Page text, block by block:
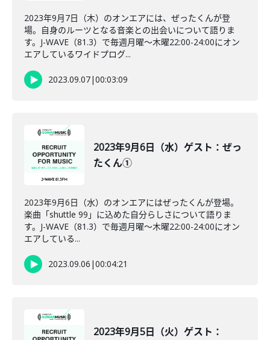
2023年9月7日（木）のオンエアには、ぜったくんが登
場。自身のルーツとなる音楽との出会いについて語りま
す。J-WAVE（81.3）で毎週月曜～木曜22:00-24:00にオン
エアしているワイドプログ...
2023.09.07|00:03:09
2023年9月6日（水）ゲスト：ぜっ
たくん①
2023年9月6日（水）のオンエアにはぜったくんが登場。
楽曲「shuttle 99」に込めた自分らしさについて語りま
す。J-WAVE（81.3）で毎週月曜～木曜22:00-24:00にオン
エアしている...
2023.09.06 |00:04:21
2023年9月5日（火）ゲスト：